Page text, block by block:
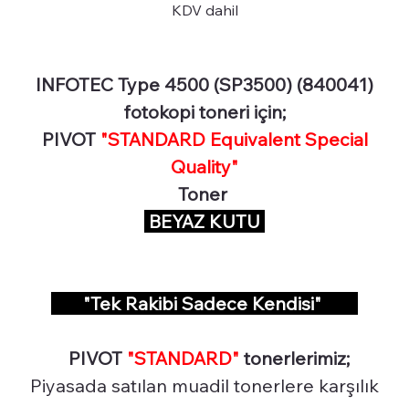
KDV dahil
INFOTEC Type 4500 (SP3500) (840041)
fotokopi toneri için;
PIVOT "STANDARD Equivalent Special
Quality"
Toner
BEYAZ KUTU
"Tek Rakibi Sadece Kendisi"
PIVOT "STANDARD" tonerlerimiz;
Piyasada satılan muadil tonerlere karşılık